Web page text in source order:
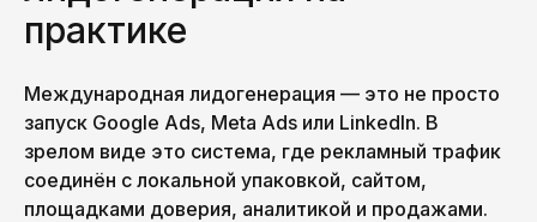
практике
Международная лидогенерация — это не просто
запуск Google Ads, Meta Ads или LinkedIn. В
зрелом виде это система, где рекламный трафик
соединён с локальной упаковкой, сайтом,
площадками доверия, аналитикой и продажами.